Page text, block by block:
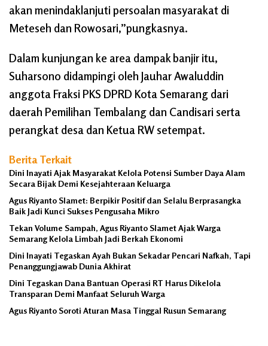
akan menindaklanjuti persoalan masyarakat di
Meteseh dan Rowosari,”pungkasnya.
Dalam kunjungan ke area dampak banjir itu,
Suharsono didampingi oleh Jauhar Awaluddin
anggota Fraksi PKS DPRD Kota Semarang dari
daerah Pemilihan Tembalang dan Candisari serta
perangkat desa dan Ketua RW setempat.
Berita Terkait
Dini Inayati Ajak Masyarakat Kelola Potensi Sumber Daya Alam
Secara Bijak Demi Kesejahteraan Keluarga
Agus Riyanto Slamet: Berpikir Positif dan Selalu Berprasangka
Baik Jadi Kunci Sukses Pengusaha Mikro
Tekan Volume Sampah, Agus Riyanto Slamet Ajak Warga
Semarang Kelola Limbah Jadi Berkah Ekonomi
Dini Inayati Tegaskan Ayah Bukan Sekadar Pencari Nafkah, Tapi
Penanggungjawab Dunia Akhirat
Dini Tegaskan Dana Bantuan Operasi RT Harus Dikelola
Transparan Demi Manfaat Seluruh Warga
Agus Riyanto Soroti Aturan Masa Tinggal Rusun Semarang